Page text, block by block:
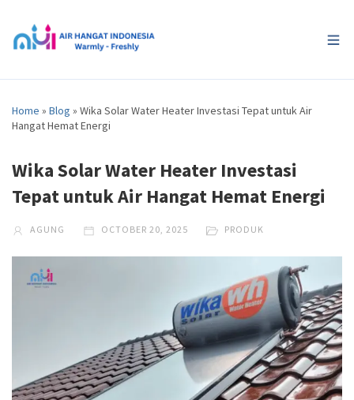
Home » Blog » Wika Solar Water Heater Investasi Tepat untuk Air
Hangat Hemat Energi
Wika Solar Water Heater Investasi
Tepat untuk Air Hangat Hemat Energi
AGUNG OCTOBER 20, 2025 PRODUK